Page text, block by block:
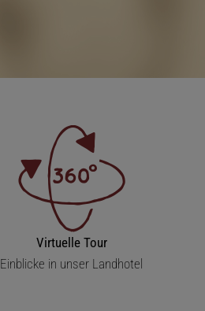
Virtuelle Tour
Einblicke in unser Landhotel